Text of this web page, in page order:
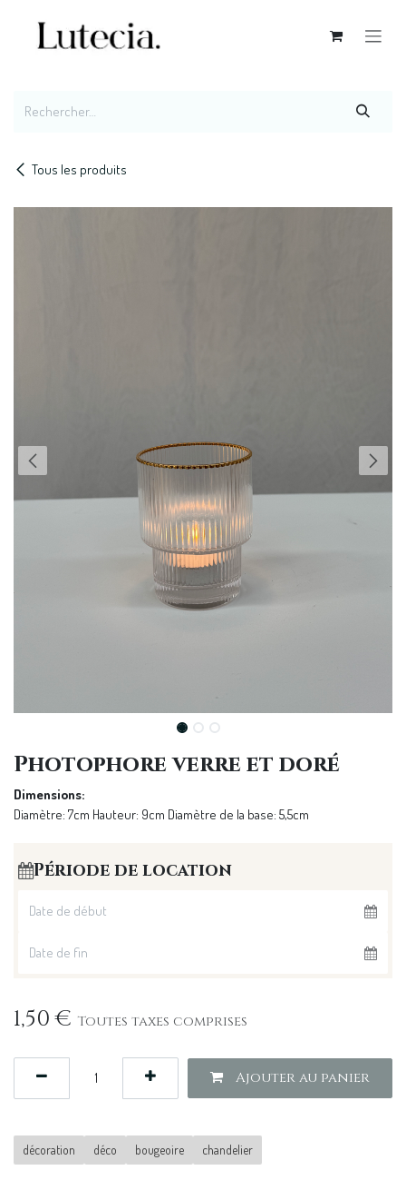
Tous les produits
Photophore verre et doré
Dimensions:
Diamètre: 7cm Hauteur: 9cm Diamètre de la base: 5,5cm
Période de location
1,50€ Toutes taxes comprises
Ajouter au panier
décoration déco bougeoire chandelier